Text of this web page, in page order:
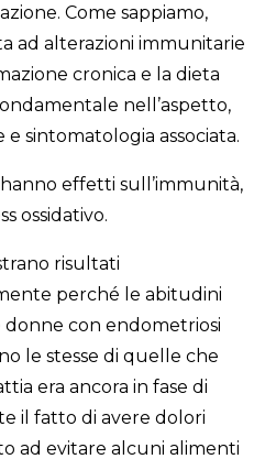
Come sappiamo,
ad alterazioni immunitarie
cronica e la dieta
nell’aspetto,
sintomatologia associata.
effetti sull’immunità,
ossidativo.
risultati
perché le abitudini
con endometriosi
le stesse di quelle che
era ancora in fase di
il fatto di avere dolori
ad evitare alcuni alimenti